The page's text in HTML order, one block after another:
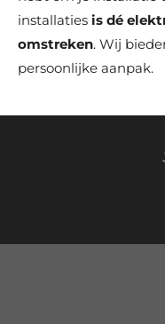
installaties is dé
omstreken. Wij
persoonlijke aanpak.